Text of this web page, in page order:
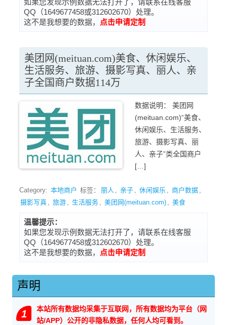
如果您发现示例数据无法打开了，请联系在线客服
QQ（1649677458或312602670）处理。
这不是我想要的数据，
点击申请定制
美团网(meituan.com)美食、休闲娱乐、
生活服务、旅游、摄影写真、丽人、亲
子全国商户数据114万
数据说明： 美团网
(meituan.com)“美食、
休闲娱乐、生活服务、
旅游、摄影写真、丽
人、亲子”类全国商户
[…]
Category: 本地商户 标签： 丽人 , 亲子 , 休闲娱乐 , 商户数据 ,
摄影写真 , 旅游 , 生活服务 , 美团网(meituan.com) , 美食
温馨提示：
如果您发现示例数据无法打开了，请联系在线客服
QQ（1649677458或312602670）处理。
这不是我想要的数据，
点击申请定制
声明
1
本站所有数据均采集于互联网，所有数据均为平台（网
站/APP）公开的非隐私数据，任何人均可看到。